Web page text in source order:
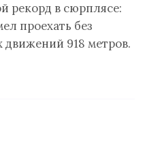
рекорд в сюрплясе:
проехать без
движений 918 метров.